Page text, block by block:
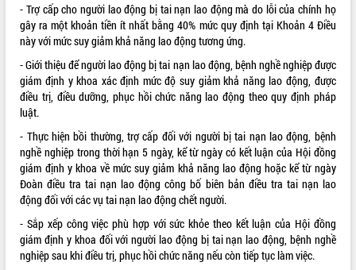
- Trợ cấp cho người lao động bị tai nạn lao động mà do lỗi của chính họ
gây ra một khoản tiền ít nhất bằng 40% mức quy định tại Khoản 4 Điều
này với mức suy giảm khả năng lao động tương ứng.
- Giới thiệu để người lao động bị tai nạn lao động, bệnh nghề nghiệp được
giám định y khoa xác định mức độ suy giảm khả năng lao động, được
điều trị, điều dưỡng, phục hồi chức năng lao động theo quy định pháp
luật.
- Thực hiện bồi thường, trợ cấp đối với người bị tai nạn lao động, bệnh
nghề nghiệp trong thời hạn 5 ngày, kể từ ngày có kết luận của Hội đồng
giám định y khoa về mức suy giảm khả năng lao động hoặc kể từ ngày
Đoàn điều tra tai nạn lao động công bố biên bản điều tra tai nạn lao
động đối với các vụ tai nạn lao động chết người.
- Sắp xếp công việc phù hợp với sức khỏe theo kết luận của Hội đồng
giám định y khoa đối với người lao động bị tai nạn lao động, bệnh nghề
nghiệp sau khi điều trị, phục hồi chức năng nếu còn tiếp tục làm việc.